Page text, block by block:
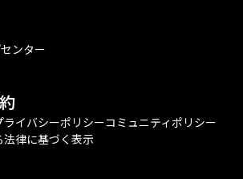
ンター
ライバシーポリシーコミュニティポリシー
律に基づく表示